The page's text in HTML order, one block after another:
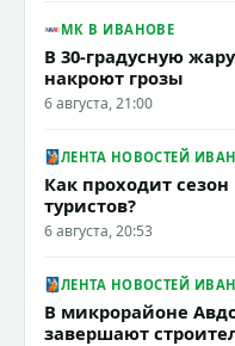
МК В ИВАНОВЕ
В 30-градусную
накроют грозы
6 августа, 21:00
ЛЕНТА НОВОСТЕЙ
Как проходит
туристов?
6 августа, 20:53
ЛЕНТА НОВОСТЕЙ
В микрорайоне
завершают